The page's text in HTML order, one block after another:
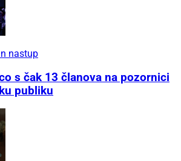
nastup
s čak 13 članova na pozornici
publiku